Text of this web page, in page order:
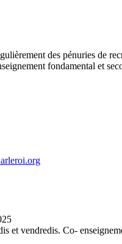
des pénuries de
fondamental et
et vendredis. Co-